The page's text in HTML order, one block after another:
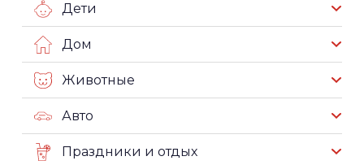
Дети
Дом
Животные
Авто
Праздники и отдых